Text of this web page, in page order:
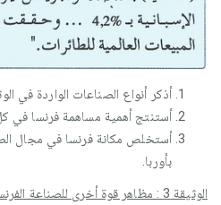
أذكر أنواع الصناعات الواردة في
أستنتج أهمية مساهمة فرنسا في
أستخلص مكانة فرنسا في مجال
بأوربا.
الوثيقة 3 : مظاهر قوة أخرى للصناعة الفرنسية